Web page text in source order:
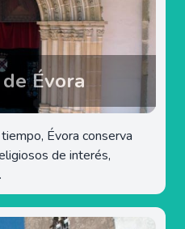
Évora
Évora conserva
de interés,